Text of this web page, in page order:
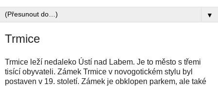
▼
Trmice
Trmice leží nedaleko Ústí nad Labem. Je to město s třemi
tisící obyvateli. Zámek Trmice v novogotickém stylu byl
postaven v 19. století. Zámek je obklopen parkem, ale také